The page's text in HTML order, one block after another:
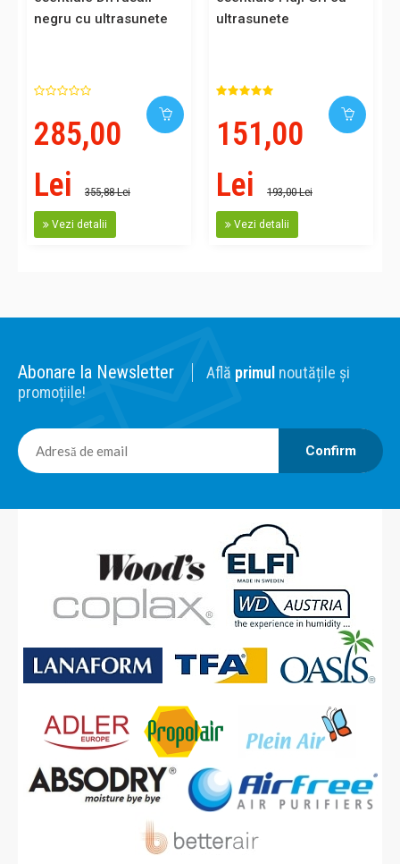
negru cu ultrasunete
285,00
Lei
355,88 Lei
Vezi detalii
ultrasunete
151,00
Lei
193,00 Lei
Vezi detalii
Abonare la Newsletter Află primul noutățile și
promoțiile!
Confirm